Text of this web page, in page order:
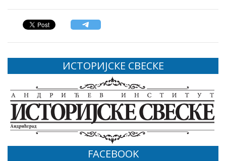
ИСТОРИЈСКЕ СВЕСКЕ
FACEBOOK